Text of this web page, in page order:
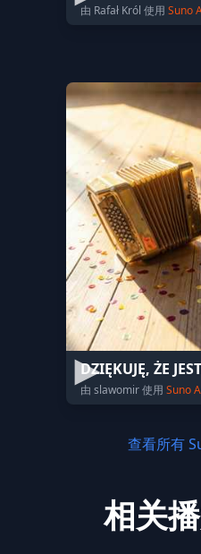
由 Rafał Król 使用 Suno
DZIĘKUJĘ, ŻE
由 slawomir 使用 Suno
查看所有
相关